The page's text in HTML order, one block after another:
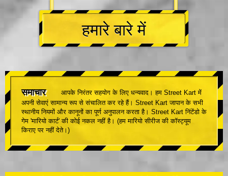
हमारे बारे में
समाचार
आपके निरंतर सहयोग के लिए धन्यवाद। हम Street Kart में
अपनी सेवाएं सामान्य रूप से संचालित कर रहे हैं। Street Kart जापान के सभी
स्थानीय नियमों और कानूनों का पूर्ण अनुपालन करता है। Street Kart निंटेंडो के
गेम 'मारियो कार्ट' की कोई नकल नहीं है। (हम मारियो सीरीज की कॉस्ट्यूम
किराए पर नहीं देते।)